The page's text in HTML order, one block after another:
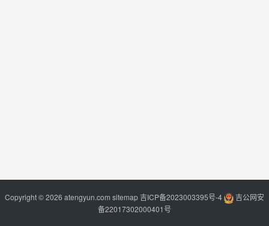
Copyright © 2026 atengyun.com sitemap吉ICP备2023003395号-4
吉公网安
备22017302000401号